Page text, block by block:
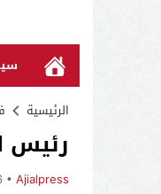
الرئيسية
رئيس
Ajialpress
6